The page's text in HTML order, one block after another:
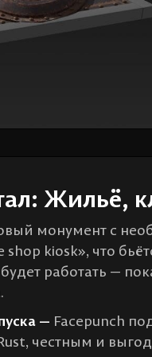
Жильё,
монумент с
kiosk», что
работать —
— Facepunch
честным и